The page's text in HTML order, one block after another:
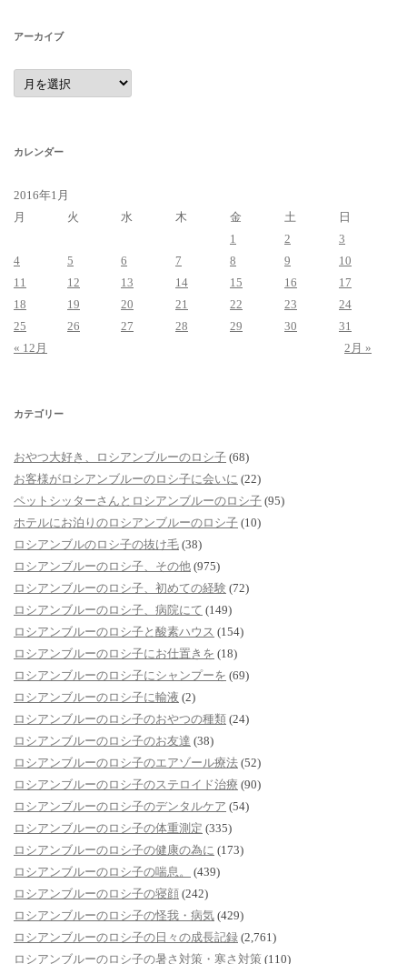
アーカイブ
ア
ー
カ
カレンダー
2016年1月
月
火 水 木 金 土
日
1
2
3
4
5 6 7 8 9
10
11
12 13 14 15 16
17
18
19 20 21 22 23
24
25
26 27 28 29 30
31
« 12月
2月 »
カテゴリー
おやつ大好き、ロシアンブルーのロシ子 (68)
お客様がロシアンブルーのロシ子に会いに (22)
ペットシッターさんとロシアンブルーのロシ子 (95)
ホテルにお泊りのロシアンブルーのロシ子 (10)
ロシアンブルのロシ子の抜け毛 (38)
ロシアンブルーのロシ子、その他 (975)
ロシアンブルーのロシ子、初めての経験 (72)
ロシアンブルーのロシ子、病院にて (149)
ロシアンブルーのロシ子と酸素ハウス (154)
ロシアンブルーのロシ子にお仕置きを (18)
ロシアンブルーのロシ子にシャンプーを (69)
ロシアンブルーのロシ子に輸液 (2)
ロシアンブルーのロシ子のおやつの種類 (24)
ロシアンブルーのロシ子のお友達 (38)
ロシアンブルーのロシ子のエアゾール療法 (52)
ロシアンブルーのロシ子のステロイド治療 (90)
ロシアンブルーのロシ子のデンタルケア (54)
ロシアンブルーのロシ子の体重測定 (335)
ロシアンブルーのロシ子の健康の為に (173)
ロシアンブルーのロシ子の喘息。
(439)
ロシアンブルーのロシ子の寝顔 (242)
ロシアンブルーのロシ子の怪我・病気 (429)
ロシアンブルーのロシ子の日々の成長記録 (2,761)
ロシアンブルーのロシ子の暑さ対策・寒さ対策 (110)